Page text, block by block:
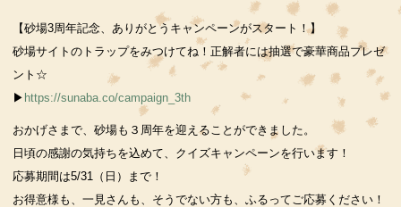
【砂場3周年記念、ありがとうキャンペーンがスタート！】
砂場サイトのトラップをみつけてね！正解者には抽選で豪華商品プレゼ
ント☆
▶︎ https://sunaba.co/campaign_3th
おかげさまで、砂場も３周年を迎えることができました。
日頃の感謝の気持ちを込めて、クイズキャンペーンを行います！
応募期間は5/31（日）まで！
お得意様も、一見さんも、そうでない方も、ふるってご応募ください！